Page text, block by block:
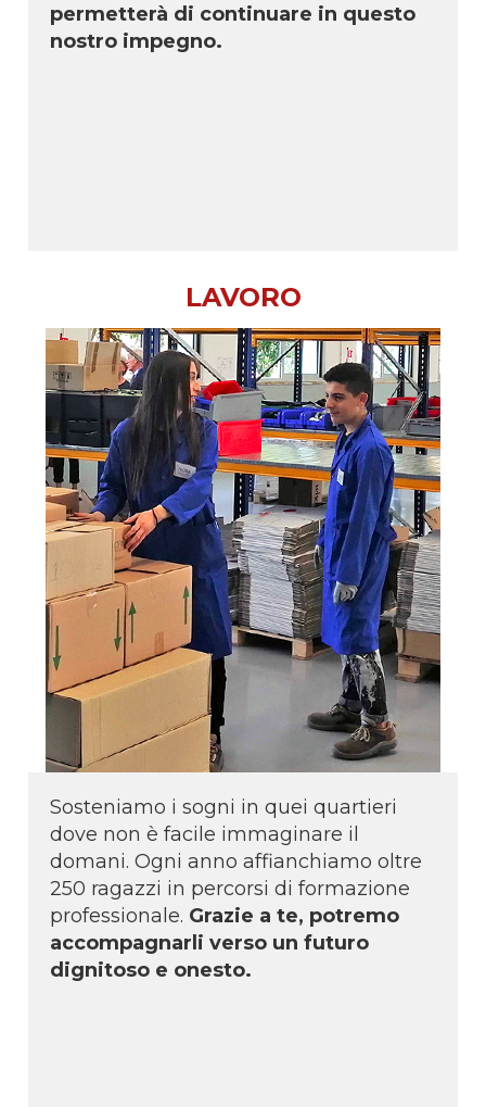
permetterà di continuare in questo
nostro impegno.
LAVORO
Sosteniamo i sogni in quei quartieri
dove non è facile immaginare il
domani. Ogni anno affianchiamo oltre
250 ragazzi in percorsi di formazione
professionale. Grazie a te, potremo
accompagnarli verso un futuro
dignitoso e onesto.